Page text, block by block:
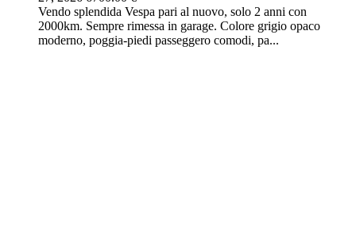
Vendo splendida Vespa pari al nuovo, solo 2 anni con
2000km. Sempre rimessa in garage. Colore grigio opaco
moderno, poggia-piedi passeggero comodi, pa...